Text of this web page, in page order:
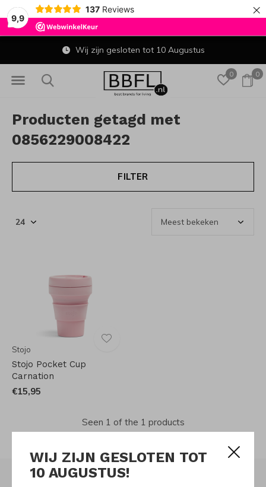
9,9
137 Reviews ×
WIJ ZIJN GESLOTEN TOT
10 AUGUSTUS!
0 0
Wij zijn gesloten tot 10 Augustus
Producten getagd met
0856229008422
FILTER
Stojo
Stojo Pocket Cup
Carnation
€15,95
Seen 1 of the 1 products